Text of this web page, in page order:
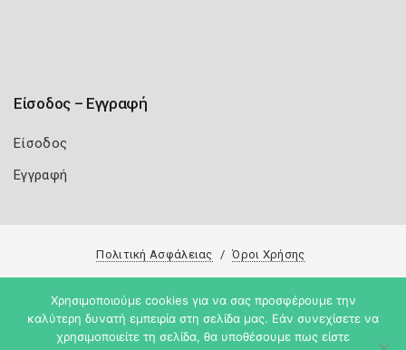
Είσοδος – Εγγραφή
Είσοδος
Εγγραφή
Πολιτική Ασφάλειας Όροι Χρήσης
Copyright 2026 Knowledge A.E.
Χρησιμοποιούμε cookies για να σας προσφέρουμε την
καλύτερη δυνατή εμπειρία στη σελίδα μας. Εάν συνεχίσετε να
χρησιμοποιείτε τη σελίδα, θα υποθέσουμε πως είστε